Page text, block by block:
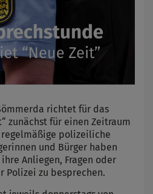
richtet für das
zunächst für einen Zeitraum
polizeiliche
und Bürger haben
Anliegen, Fragen oder
Polizei zu besprechen.